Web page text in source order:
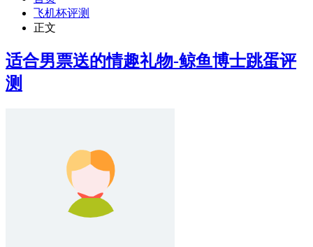
飞机杯评测
正文
适合男票送的情趣礼物-鲸鱼博士跳蛋评
测